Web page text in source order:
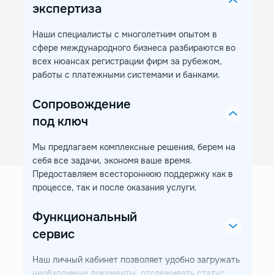
экспертиза
Наши специалисты с многолетним опытом в
сфере международного бизнеса разбираются во
всех нюансах регистрации фирм за рубежом,
работы с платежными системами и банками.
Сопровождение
под ключ
Мы предлагаем комплексные решения, берем на
себя все задачи, экономя ваше время.
Предоставляем всестороннюю поддержку как в
процессе, так и после оказания услуги.
Функциональный
сервис
Наш личный кабинет позволяет удобно загружать